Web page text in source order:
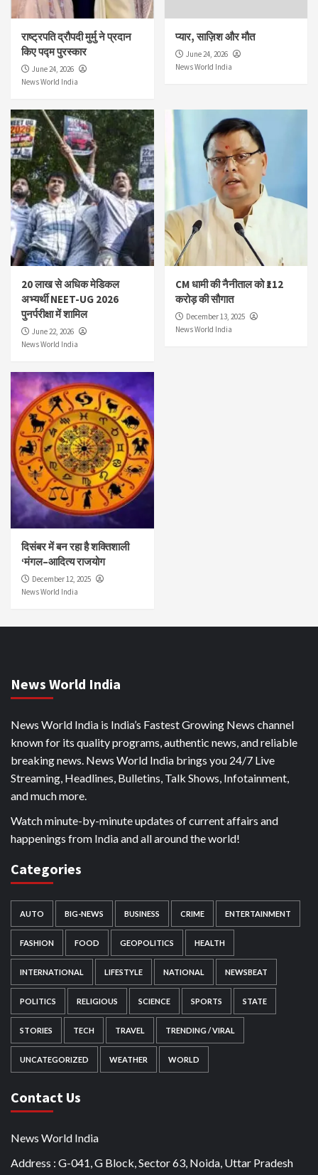
राष्ट्रपति द्रौपदी मुर्मु ने प्रदान
किए पद्म पुरस्कार
June 24, 2026
News World India
प्यार, साज़िश और मौत
June 24, 2026
News World India
20 लाख से अधिक मेडिकल
अभ्यर्थी NEET-UG 2026
पुनर्परीक्षा में शामिल
June 22, 2026
News World India
CM धामी की नैनीताल को ₹112
करोड़ की सौगात
December 13, 2025
News World India
दिसंबर में बन रहा है शक्तिशाली
‘मंगल–आदित्य राजयोग
December 12, 2025
News World India
News World India
News World India is India’s Fastest Growing News channel
known for its quality programs, authentic news, and reliable
breaking news. News World India brings you 24/7 Live
Streaming, Headlines, Bulletins, Talk Shows, Infotainment,
and much more.
Watch minute-by-minute updates of current affairs and
happenings from India and all around the world!
Categories
AUTO BIG-NEWS BUSINESS CRIME ENTERTAINMENT
FASHION FOOD GEOPOLITICS HEALTH
INTERNATIONAL LIFESTYLE NATIONAL NEWSBEAT
POLITICS RELIGIOUS SCIENCE SPORTS STATE
STORIES TECH TRAVEL TRENDING / VIRAL
UNCATEGORIZED WEATHER WORLD
Contact Us
News World India
Address : G-041, G Block, Sector 63, Noida, Uttar Pradesh